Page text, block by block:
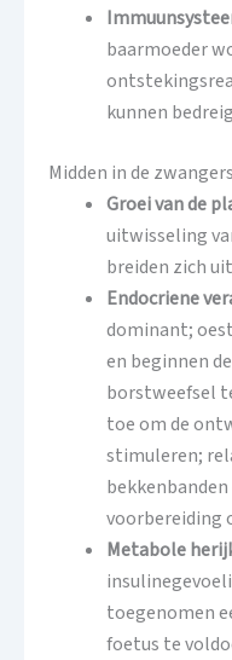
baarmoeder
kunnen
Midden in de
Groei van de
uitwisseling
breiden zich
Endocriene
dominant;
en beginnen
borstweefsel
toe om de
stimuleren;
voorbereiding
Metabole
toegenomen
foetus te